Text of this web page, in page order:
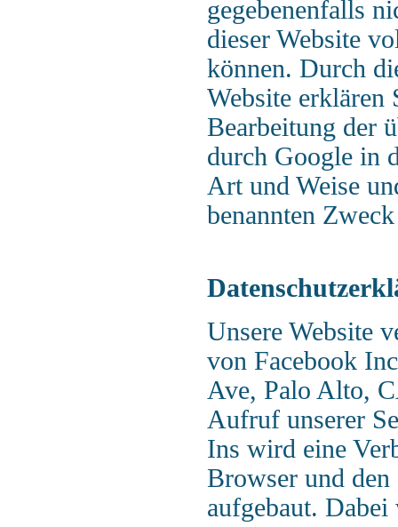
gegebenenfalls
dieser Website
können. Durch
Website erklären
Bearbeitung der
durch Google in
Art und Weise
benannten
Unsere Website
von Facebook
Ave, Palo Alto,
Aufruf unserer
Ins wird eine
Browser und den
aufgebaut. Dabei